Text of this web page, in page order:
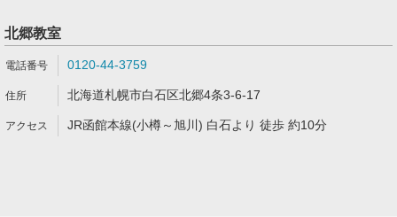
北郷教室
0120-44-3759
北海道札幌市白石区北郷4条3-6-17
JR函館本線(小樽～旭川) 白石より 徒歩 約10分